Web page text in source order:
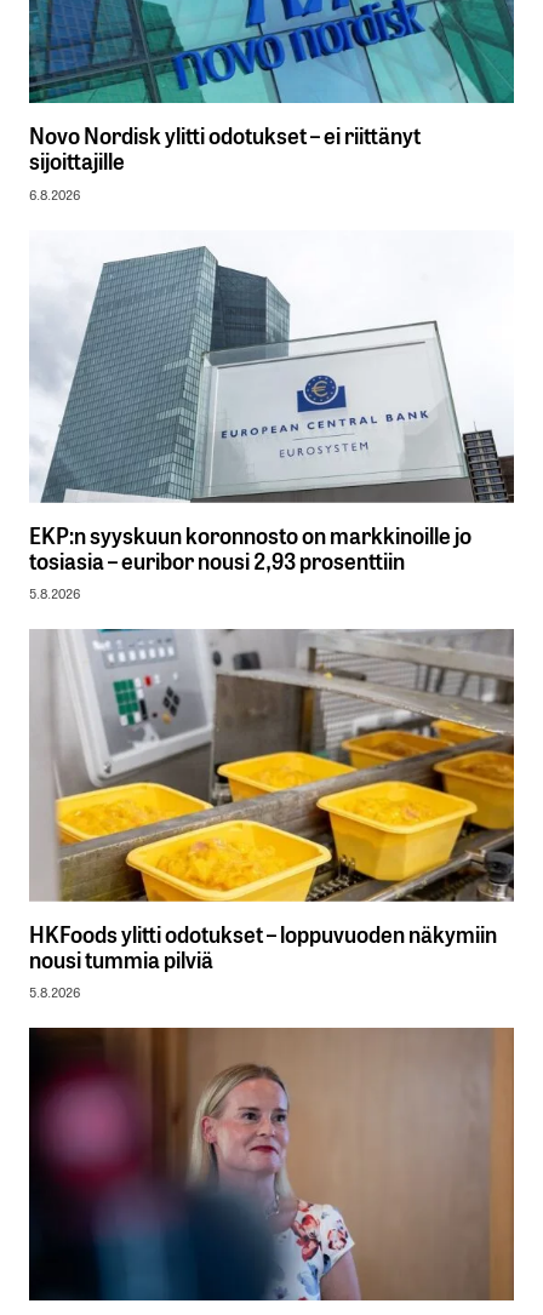
Novo Nordisk ylitti odotukset – ei riittänyt
sijoittajille
6.8.2026
EKP:n syyskuun koronnosto on markkinoille jo
tosiasia – euribor nousi 2,93 prosenttiin
5.8.2026
HKFoods ylitti odotukset – loppuvuoden näkymiin
nousi tummia pilviä
5.8.2026